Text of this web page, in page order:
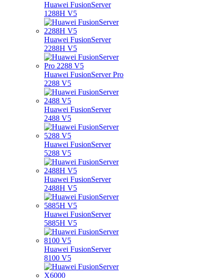
Huawei FusionServer
1288H V5
Huawei FusionServer
2288H V5
Huawei FusionServer Pro
2288 V5
Huawei FusionServer
2488 V5
Huawei FusionServer
5288 V5
Huawei FusionServer
2488H V5
Huawei FusionServer
5885H V5
Huawei FusionServer
8100 V5